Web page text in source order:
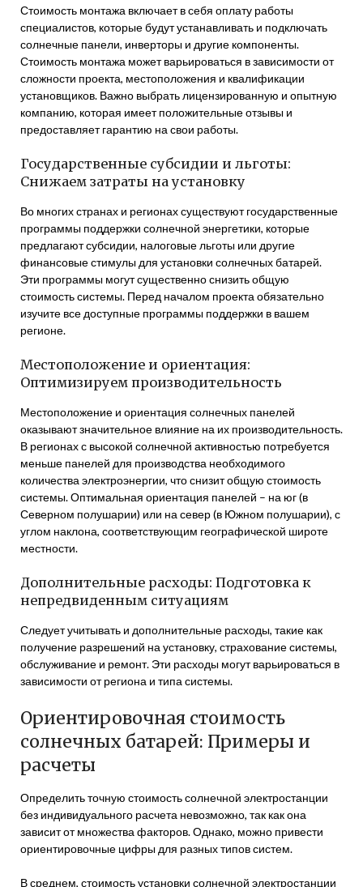
Стоимость монтажа включает в себя оплату работы
специалистов, которые будут устанавливать и подключать
солнечные панели, инверторы и другие компоненты.
Стоимость монтажа может варьироваться в зависимости от
сложности проекта, местоположения и квалификации
установщиков. Важно выбрать лицензированную и опытную
компанию, которая имеет положительные отзывы и
предоставляет гарантию на свои работы.
Государственные субсидии и льготы:
Снижаем затраты на установку
Во многих странах и регионах существуют государственные
программы поддержки солнечной энергетики, которые
предлагают субсидии, налоговые льготы или другие
финансовые стимулы для установки солнечных батарей.
Эти программы могут существенно снизить общую
стоимость системы. Перед началом проекта обязательно
изучите все доступные программы поддержки в вашем
регионе.
Местоположение и ориентация:
Оптимизируем производительность
Местоположение и ориентация солнечных панелей
оказывают значительное влияние на их производительность.
В регионах с высокой солнечной активностью потребуется
меньше панелей для производства необходимого
количества электроэнергии, что снизит общую стоимость
системы. Оптимальная ориентация панелей – на юг (в
Северном полушарии) или на север (в Южном полушарии), с
углом наклона, соответствующим географической широте
местности.
Дополнительные расходы: Подготовка к
непредвиденным ситуациям
Следует учитывать и дополнительные расходы, такие как
получение разрешений на установку, страхование системы,
обслуживание и ремонт. Эти расходы могут варьироваться в
зависимости от региона и типа системы.
Ориентировочная стоимость
солнечных батарей: Примеры и
расчеты
Определить точную стоимость солнечной электростанции
без индивидуального расчета невозможно, так как она
зависит от множества факторов. Однако, можно привести
ориентировочные цифры для разных типов систем.
В среднем, стоимость установки солнечной электростанции